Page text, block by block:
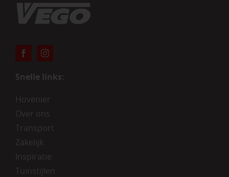
Snelle links:
Hovenier
Over ons
Transport
Zakelijk
Inspiratie
Tuinstijlen